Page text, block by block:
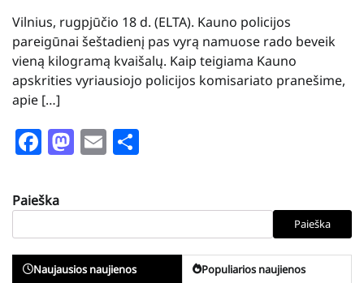
Vilnius, rugpjūčio 18 d. (ELTA). Kauno policijos
pareigūnai šeštadienį pas vyrą namuose rado beveik
vieną kilogramą kvaišalų. Kaip teigiama Kauno
apskrities vyriausiojo policijos komisariato pranešime,
apie […]
Facebook
Mastodon
Email
Paieška
Paieška
Naujausios naujienos Populiarios naujienos